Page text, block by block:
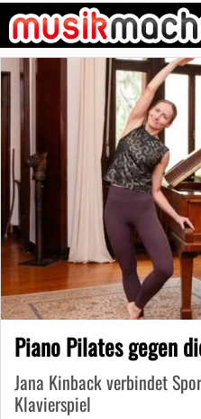
Piano Pilates gegen
Jana Kinback verbindet
Klavierspiel